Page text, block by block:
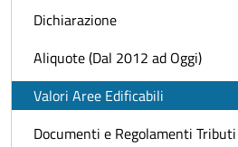
Dichiarazione
Aliquote (Dal 2012 ad Oggi)
Valori Aree Edificabili
Documenti e Regolamenti Tributi